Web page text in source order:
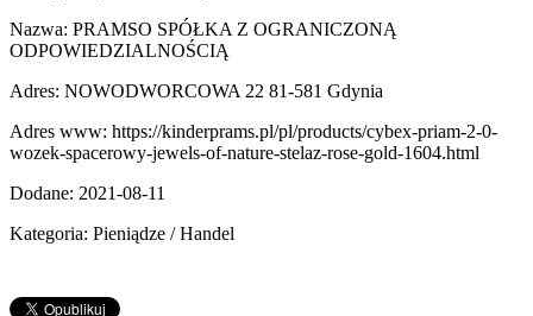
Nazwa: PRAMSO SPÓŁKA Z OGRANICZONĄ
ODPOWIEDZIALNOŚCIĄ
Adres: NOWODWORCOWA 22 81-581 Gdynia
Adres www: https://kinderprams.pl/pl/products/cybex-priam-2-0-
wozek-spacerowy-jewels-of-nature-stelaz-rose-gold-1604.html
Dodane: 2021-08-11
Kategoria: Pieniądze / Handel